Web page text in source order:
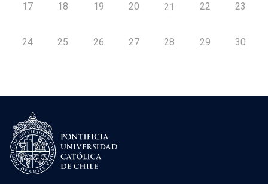
17 18 19 20 21 22 23
24 25 26 27 28 29 30